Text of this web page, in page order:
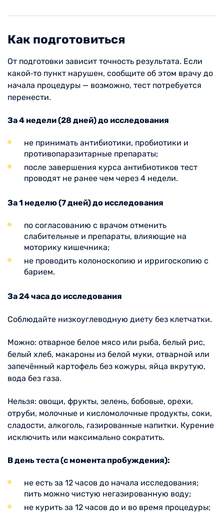
Как подготовиться
От подготовки зависит точность результата. Если
какой‑то пункт нарушен, сообщите об этом врачу до
начала процедуры — возможно, тест потребуется
перенести.
За 4 недели (28 дней) до исследования
не принимать антибиотики, пробиотики и
противопаразитарные препараты;
после завершения курса антибиотиков тест
проводят не ранее чем через 4 недели.
За 1 неделю (7 дней) до исследования
по согласованию с врачом отменить
слабительные и препараты, влияющие на
моторику кишечника;
не проводить колоноскопию и ирригоскопию с
барием.
За 24 часа до исследования
Соблюдайте низкоуглeводную диету без клетчатки.
Можно: отварное белое мясо или рыба, белый рис,
белый хлеб, макароны из белой муки, отварной или
запечённый картофель без кожуры, яйца вкрутую,
вода без газа.
Нельзя: овощи, фрукты, зелень, бобовые, орехи,
отруби, молочные и кисломолочные продукты, соки,
сладости, алкоголь, газированные напитки. Курение
исключить или максимально сократить.
В день теста (с момента пробуждения):
не есть за 12 часов до начала исследования;
пить можно чистую негазированную воду;
не курить за 12 часов до и во время процедуры;